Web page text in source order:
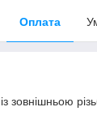
Оплата
зовнішньою